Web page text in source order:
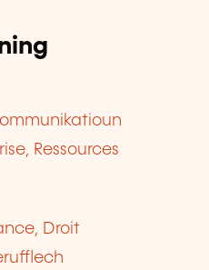
Ressources
Droit